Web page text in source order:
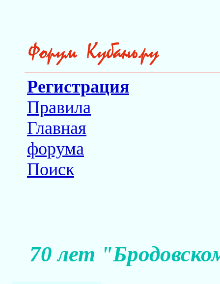
Регистрация
Правила
Главная
форума
Поиск
70 лет